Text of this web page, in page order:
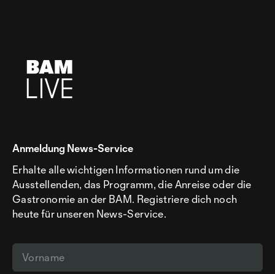
Anmeldung News-Service
Erhalte alle wichtigen Informationen rund um die
Ausstellenden, das Programm, die Anreise oder die
Gastronomie an der BAM. Registriere dich noch
heute für unseren News-Service.